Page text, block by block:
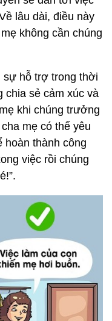
lâu dài, điều này
không cần chúng
sự hỗ trợ trong thời
chia sẻ cảm xúc và
khi chúng trưởng
mẹ có thể yêu
hoàn thành công
việc rồi chúng